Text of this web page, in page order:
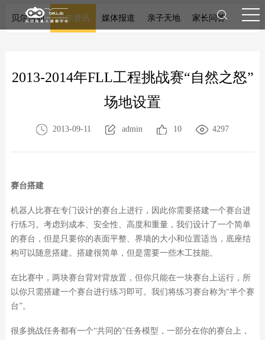
贝尔活动 贝尔资讯 媒体报道 亲子天地 家长问答
2013-2014年FLL工程挑战赛“自然之怒”
场地设置
2013-09-11 admin 10 4297
赛台搭建
机器人比赛在专门设计的赛台上进行，因此你需要搭建一个赛台进
行练习。考虑到成本、安全性、高度和重量，我们设计了一个简单
的赛台，但是只要你的表面平整、界墙的大小和位置适当，底座结
构可以随意搭建。搭建很简单，但是需要一些木工技能。
在比赛中，两块赛台背对背放置，但你只能在一块赛台上运行，所
以你只需搭建一个赛台进行练习即可。我们将练习赛台称为“半个赛
台”。
很多挑战任务都有一个“共同的”任务模型，一部分在你的赛台上，